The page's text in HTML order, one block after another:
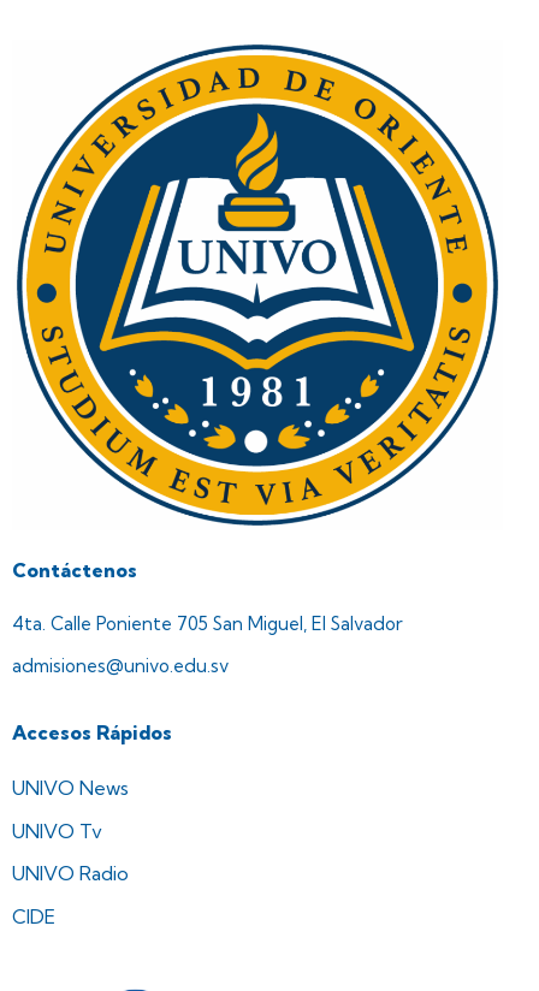
Contáctenos
4ta. Calle Poniente 705 San Miguel, El Salvador
admisiones@univo.edu.sv
Accesos Rápidos
UNIVO News
UNIVO Tv
UNIVO Radio
CIDE